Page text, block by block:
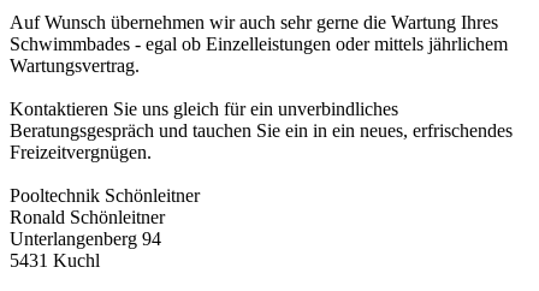
Auf Wunsch übernehmen wir auch sehr gerne die Wartung Ihres
Schwimmbades - egal ob Einzelleistungen oder mittels jährlichem
Wartungsvertrag.
Kontaktieren Sie uns gleich für ein unverbindliches
Beratungsgespräch und tauchen Sie ein in ein neues, erfrischendes
Freizeitvergnügen.
Pooltechnik Schönleitner
Ronald Schönleitner
Unterlangenberg 94
5431 Kuchl